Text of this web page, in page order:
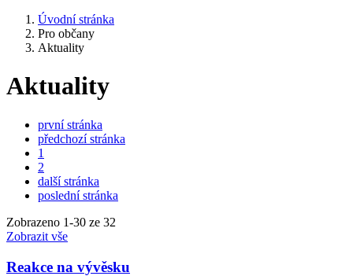
Úvodní stránka
Pro občany
Aktuality
Aktuality
první stránka
předchozí stránka
1
2
další stránka
poslední stránka
Zobrazeno 1-30 ze 32
Zobrazit vše
Reakce na vývěsku